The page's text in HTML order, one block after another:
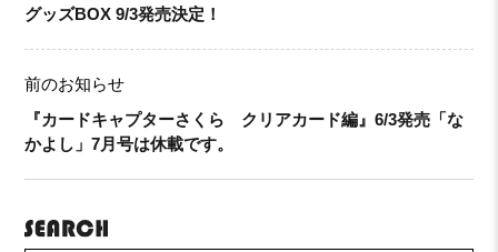
グッズBOX 9/3発売決定！
前のお知らせ
『カードキャプターさくら クリアカード編』6/3発売「な
かよし」7月号は休載です。